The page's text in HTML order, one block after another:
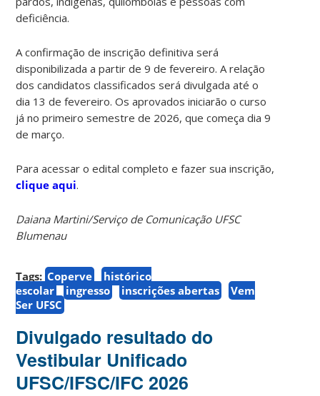
deficiência.
A confirmação de inscrição definitiva será
disponibilizada a partir de 9 de fevereiro. A relação
dos candidatos classificados será divulgada até o
dia 13 de fevereiro. Os aprovados iniciarão o curso
já no primeiro semestre de 2026, que começa dia 9
de março.
Para acessar o edital completo e fazer sua inscrição,
clique aqui.
Daiana Martini/Serviço de Comunicação UFSC
Blumenau
Tags: Coperve
histórico
escolar
ingresso inscrições abertas
Vem
Ser UFSC
Divulgado resultado do
Vestibular Unificado
UFSC/IFSC/IFC 2026